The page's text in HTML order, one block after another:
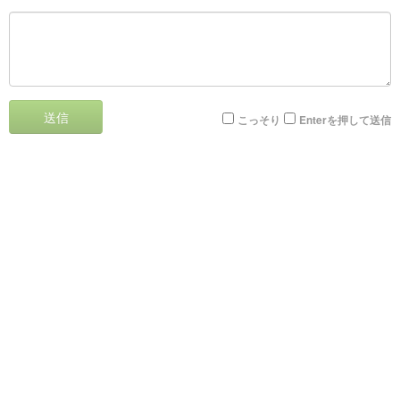
送信 こっそり Enterを押して送信